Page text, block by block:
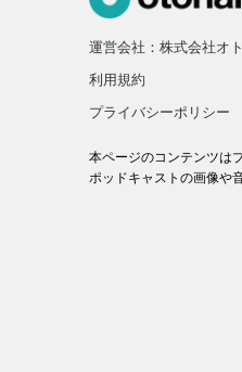
運営会社：株式会社オ
利用規約
プライバシーポリシー
本ページのコンテンツは
ポッドキャストの画像や